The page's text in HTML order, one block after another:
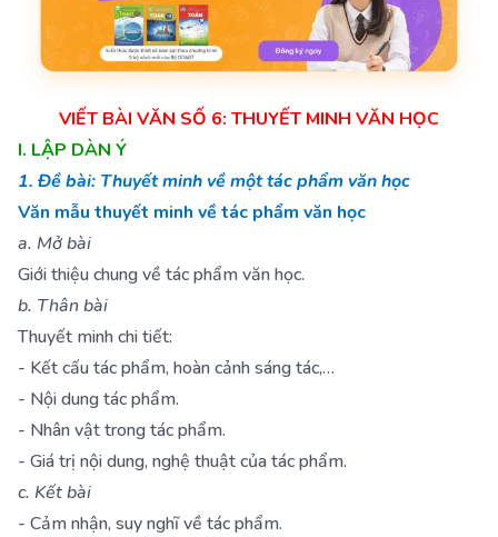
VIẾT BÀI VĂN SỐ 6: THUYẾT MINH VĂN HỌC
I. LẬP DÀN Ý
1. Đề bài: Thuyết minh về một tác phẩm văn học
Văn mẫu thuyết minh về tác phẩm văn học
a. Mở bài
Giới thiệu chung về tác phẩm văn học.
b. Thân bài
Thuyết minh chi tiết:
- Kết cấu tác phẩm, hoàn cảnh sáng tác,…
- Nội dung tác phẩm.
- Nhân vật trong tác phẩm.
- Giá trị nội dung, nghệ thuật của tác phẩm.
c. Kết bài
- Cảm nhận, suy nghĩ về tác phẩm.